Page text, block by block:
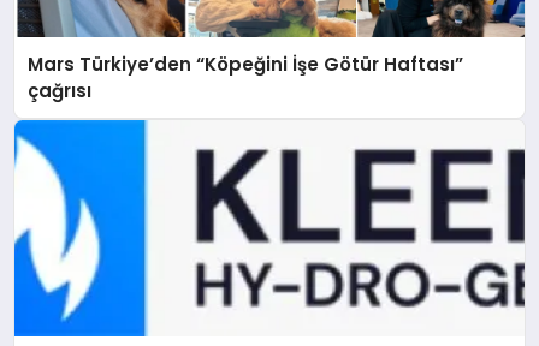
Mars Türkiye’den “Köpeğini İşe Götür Haftası”
çağrısı